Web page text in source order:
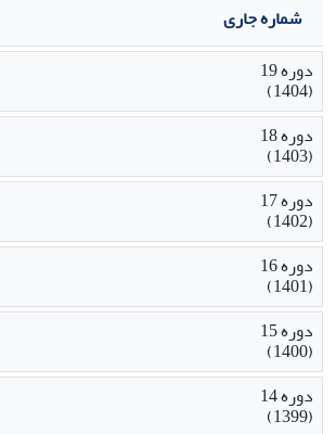
شماره جاری
دوره 19
(1404)
دوره 18
(1403)
دوره 17
(1402)
دوره 16
(1401)
دوره 15
(1400)
دوره 14
(1399)